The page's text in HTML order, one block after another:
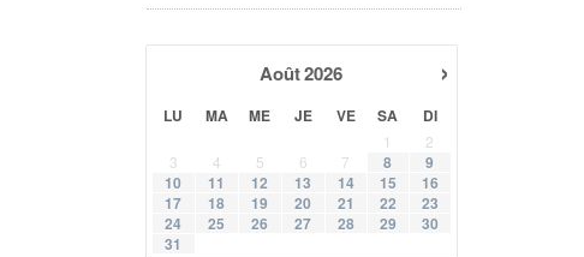
›
Août2026
LU MA ME JE VE SA DI
1
2
3
4 5 6 7 8
9
10
11 12 13 14 15
16
17
18 19 20 21 22
23
24
25 26 27 28 29
30
31